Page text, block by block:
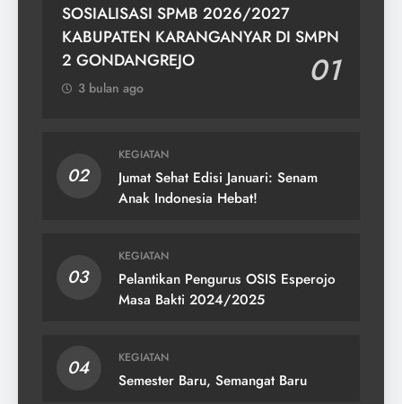
SOSIALISASI SPMB 2026/2027
KABUPATEN KARANGANYAR DI SMPN
2 GONDANGREJO
01
3 bulan ago
02
KEGIATAN
Jumat Sehat Edisi Januari: Senam
Anak Indonesia Hebat!
03
KEGIATAN
Pelantikan Pengurus OSIS Esperojo
Masa Bakti 2024/2025
04 KEGIATAN
Semester Baru, Semangat Baru